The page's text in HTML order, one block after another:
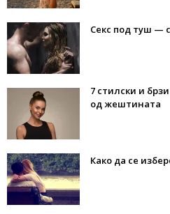
Секс под туш —
7 стилски и
од жештината
Како да се